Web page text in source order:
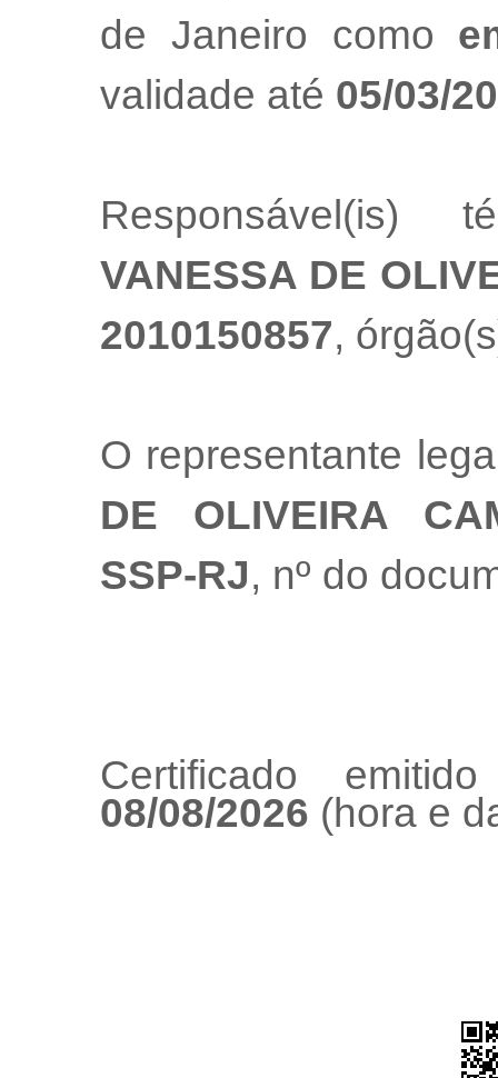
de Janeiro como
validade até 05/03/
Responsável(is)
VANESSA DE
2010150857,
O representante
DE OLIVEIRA
SSP-RJ, nº do
Certificado
08/08/2026 (hora e